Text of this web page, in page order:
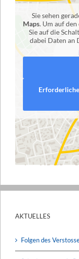
Sie sehen
Maps. Um auf
Sie auf die
dabei Daten an
AKTUELLES
Folgen des